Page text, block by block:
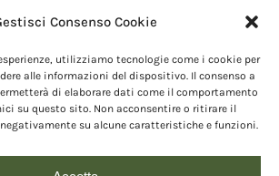
Consenso Cookie
utilizziamo tecnologie come i cookie per
alle informazioni del dispositivo. Il consenso a
di elaborare dati come il comportamento
su questo sito. Non acconsentire o ritirare il
su alcune caratteristiche e funzioni.
IGP
DOP IGP
DOP IGP